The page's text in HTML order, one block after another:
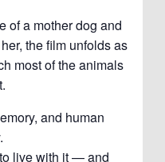
of a mother dog and
the film unfolds as
most of the animals
and human
live with it — and